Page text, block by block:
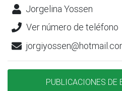
Jorgelina Yossen
Ver número de teléfono
PUBLICACIONES DE